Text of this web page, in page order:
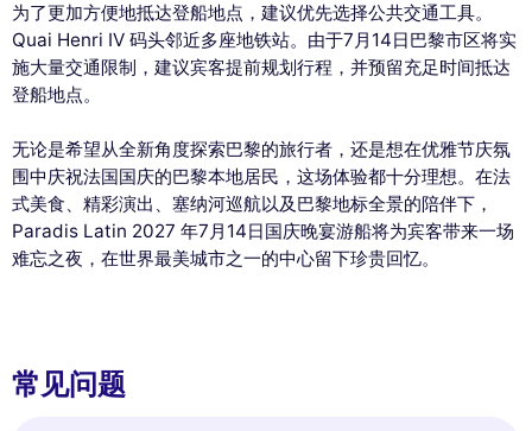
为了更加方便地抵达登船地点，建议优先选择公共交通工具。
Quai Henri IV 码头邻近多座地铁站。由于7月14日巴黎市区将实
施大量交通限制，建议宾客提前规划行程，并预留充足时间抵达
登船地点。
无论是希望从全新角度探索巴黎的旅行者，还是想在优雅节庆氛
围中庆祝法国国庆的巴黎本地居民，这场体验都十分理想。在法
式美食、精彩演出、塞纳河巡航以及巴黎地标全景的陪伴下，
Paradis Latin 2027 年7月14日国庆晚宴游船将为宾客带来一场
难忘之夜，在世界最美城市之一的中心留下珍贵回忆。
常见问题